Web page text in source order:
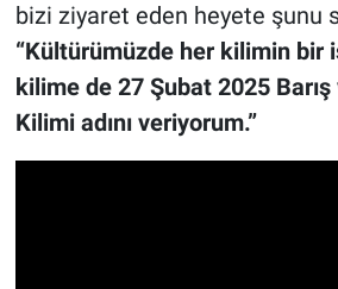
bizi ziyaret eden heyete şunu
“Kültürümüzde her kilimin bir
kilime de 27 Şubat 2025
Kilimi adını veriyorum.”